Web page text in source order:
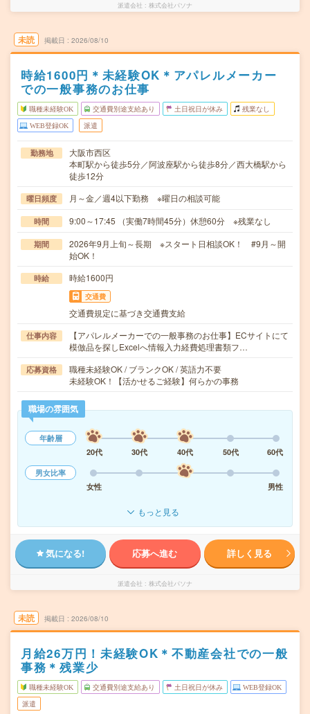
派遣会社 株式会社パソナ
未読 掲載日 2026/08/10
時給1600円＊未経験OK＊アパレルメーカー
での一般事務のお仕事
職種未経験OK 交通費別途支給あり 土日祝日が休み 残業なし
WEB登録OK 派遣
勤務地
大阪市西区
本町駅から徒歩5分／阿波座駅から徒歩8分／西大橋駅から
徒歩12分
曜日頻度 月～金／週4以下勤務 ※曜日の相談可能
時間 9:00～17:45 （実働7時間45分）休憩60分 ※残業なし
期間
2026年9月上旬～長期 ※スタート日相談OK！ #9月～開
始OK！
時給 時給1600円
交通費
交通費規定に基づき交通費支給
仕事内容
【アパレルメーカーでの一般事務のお仕事】ECサイトにて
模倣品を探しExcelへ情報入力経費処理書類フ…
応募資格
職種未経験OK / ブランクOK / 英語力不要
未経験OK！【活かせるご経験】何らかの事務
職場の雰囲気
年齢層
20代
30代 40代 50代
60代
男女比率
女性
男性
もっと見る
気になる! 応募へ進む 詳しく見る
派遣会社 株式会社パソナ
未読 掲載日 2026/08/10
月給26万円！未経験OK＊不動産会社での一般
事務＊残業少
職種未経験OK 交通費別途支給あり 土日祝日が休み WEB登録OK
派遣